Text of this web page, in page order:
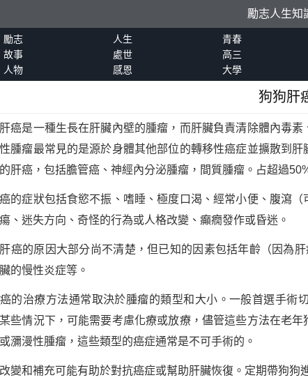
勵志人生知
勵志 人生 青春
故事
處世 高三
人物
感恩 大學
狗狗肝
癌是一種生長在肝臟內壁的腫瘤，而肝臟負責清除體內毒
腫瘤最常見的是源於身體其他部位的轉移性癌症並擴散到
肝癌，包括膽管癌、神經內分泌腫瘤，間質腫瘤。占超過
的症狀包括食慾不振、嗜睡、極度口渴、經常小便、腹瀉
、迷失方向、奇怪的行為或人格改變、癲癇發作或昏迷。
癌的原因大部分尚不清楚，但已知的因素包括年齡（因為
的慢性炎症等。
的治療方法通常取決於腫瘤的類型和大小。一般首選手術
些情況下，可能需要考慮化療或放療，儘管這些方法在老
瀰漫性腫瘤，這些類型的癌症通常是不可手術的。
變和補充可能有助於對抗癌症或幫助肝臟恢復。定期帶狗狗